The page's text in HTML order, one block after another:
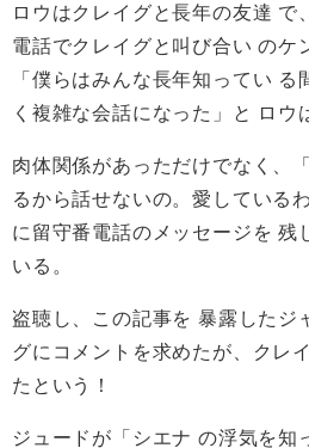
ロウはクレイグと長年の友達 で
電話でクレイグと叫び合い のケ
「僕らはみんな長年知ってい
く複雑な会話になった」と ロウ
肉体関係があっただけでなく、
るから話せないの。愛している
に留守番電話のメッセージを 残
いる。
盗聴し、この記事を 暴露したジ
グにコメントを求めたが、クレ
たという！
ジュードが「シエナ の浮気を知